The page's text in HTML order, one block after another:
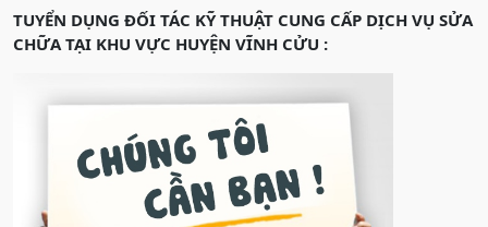
TUYỂN DỤNG ĐỐI TÁC KỸ THUẬT CUNG CẤP DỊCH VỤ SỬA
CHỮA TẠI KHU VỰC HUYỆN VĨNH CỬU :